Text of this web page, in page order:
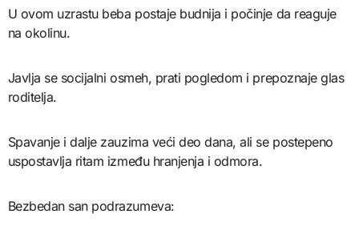
U ovom uzrastu beba postaje budnija i počinje da reaguje
na okolinu.
Javlja se socijalni osmeh, prati pogledom i prepoznaje glas
roditelja.
Spavanje i dalje zauzima veći deo dana, ali se postepeno
uspostavlja ritam između hranjenja i odmora.
Bezbedan san podrazumeva: